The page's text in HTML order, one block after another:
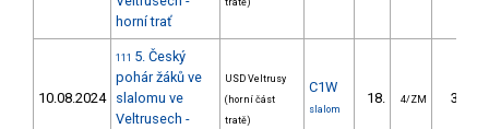
horní trať
tratě)
10.08.2024
111 5. Český
pohár žáků ve
slalomu ve
Veltrusech -
USD Veltrusy
(horní část
tratě)
C1W
slalom
18. 4/ZM 30.40